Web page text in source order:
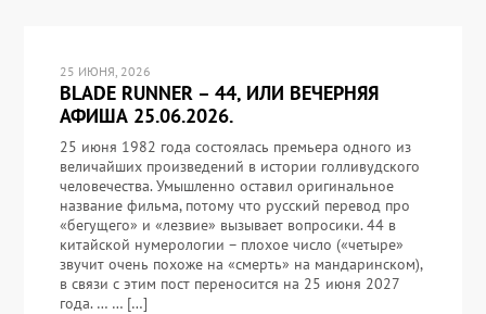
25 ИЮНЯ, 2026
BLADE RUNNER – 44, ИЛИ ВЕЧЕРНЯЯ
АФИША 25.06.2026.
25 июня 1982 года состоялась премьера одного из
величайших произведений в истории голливудского
человечества. Умышленно оставил оригинальное
название фильма, потому что русский перевод про
«бегущего» и «лезвие» вызывает вопросики. 44 в
китайской нумерологии – плохое число («четыре»
звучит очень похоже на «смерть» на мандаринском),
в связи с этим пост переносится на 25 июня 2027
года. … … […]